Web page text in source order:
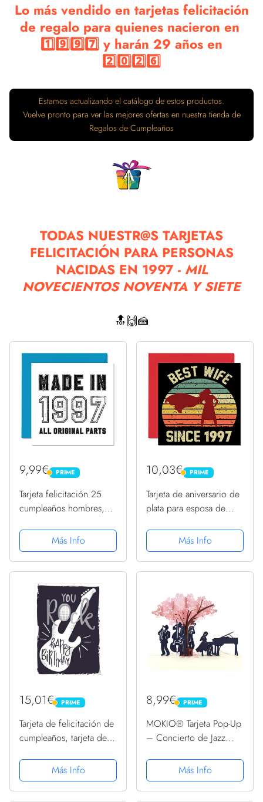
Lo más vendido en tarjetas felicitación
de regalo para quienes nacieron en
1️⃣9️⃣9️⃣7️⃣ y harán 29 años en
2️⃣0️⃣2️⃣6️⃣
TODAS NUESTR@S TARJETAS
FELICITACIÓN PARA PERSONAS
NACIDAS EN 1997 - MIL
NOVECIENTOS NOVENTA Y SIETE
🔝🙌🍰
9,99€ PRIME
PRIME
Tarjeta felicitación 25
cumpleaños hombres,
fabricada en 1997, todas
las piezas originales,
divertida tarjeta
cumpleaños...
Más Info
10,03€ PRIME
PRIME
Tarjeta de aniversario de
plata para esposa de
desde 1997 – I Love
You Gifts Happy 25th
Wedding Anniversary
tarjetas...
Más Info
15,01€ PRIME
PRIME
Tarjeta de felicitación de
cumpleaños, tarjeta de
canción DIN A5
Más Info
8,99€ PRIME
PRIME
MOKIO® Tarjeta Pop-Up
– Concierto de Jazz
– Tarjeta de felicitación
3D para un cumpleaños,
boda, aniversario o
Más Info